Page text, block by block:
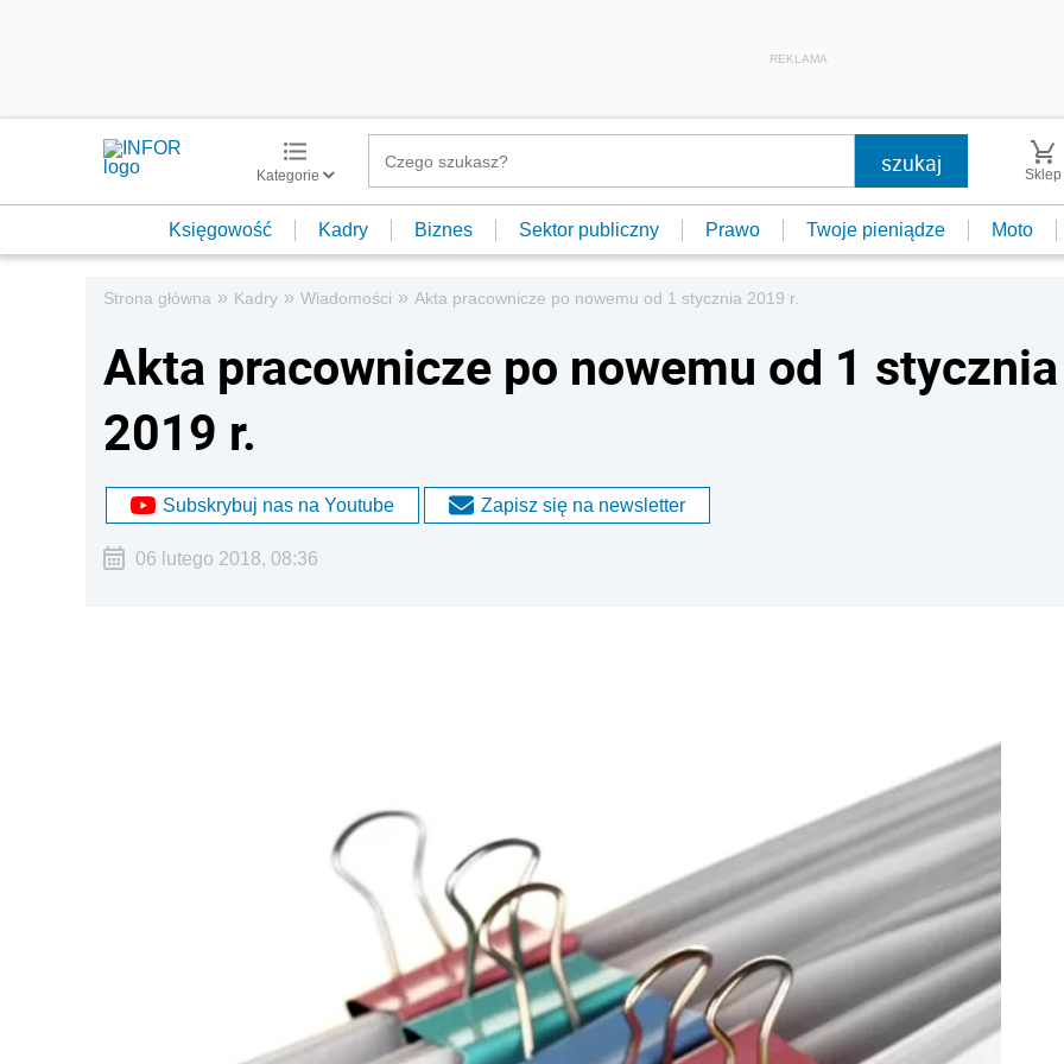
REKLAMA
Kategorie Sklep
Księgowość Kadry Biznes Sektor publiczny Prawo Twoje pieniądze Moto
Strona główna » Kadry » Wiadomości » Akta pracownicze po nowemu od 1 stycznia 2019 r.
Akta pracownicze po nowemu od 1 stycznia
2019 r.
Subskrybuj nas na Youtube Zapisz się na newsletter
06 lutego 2018, 08:36